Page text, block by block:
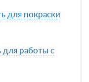
для покраски
для работы с